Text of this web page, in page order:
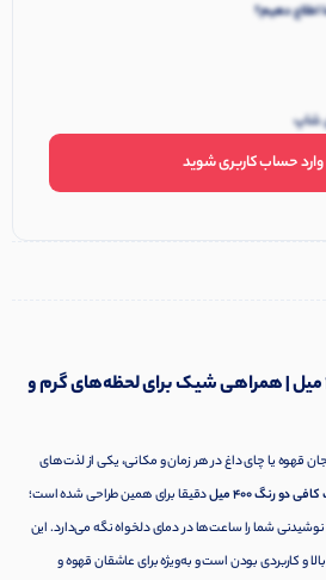
اطلاع دهیم؟
شاپ
وارد حساب کاربری شوید
تراول ماگ کافی دو رنگ ۴۰۰ میل | همراهی شیک برای لحظه‌های گرم و
قهوه یا چای داغ در هر زمان و مکانی، یکی از لذت‌های
دو رنگ ۴۰۰ میل
دقیقا برای همین طراحی شده است؛
شما را ساعت‌ها در دمای دلخواه نگه می‌دارد. این
و کاربردی بودن است و به‌ویژه برای عاشقان قهوه و